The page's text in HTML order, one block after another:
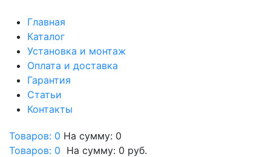
Главная
Каталог
Установка и монтаж
Оплата и доставка
Гарантия
Статьи
Контакты
Товаров: 0 На сумму: 0
Товаров: 0 На сумму: 0 руб.